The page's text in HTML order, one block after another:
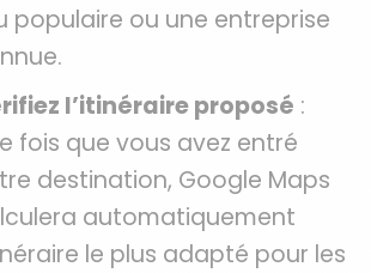
populaire ou une entreprise
l’itinéraire proposé :
fois que vous avez entré
destination, Google Maps
automatiquement
le plus adapté pour les